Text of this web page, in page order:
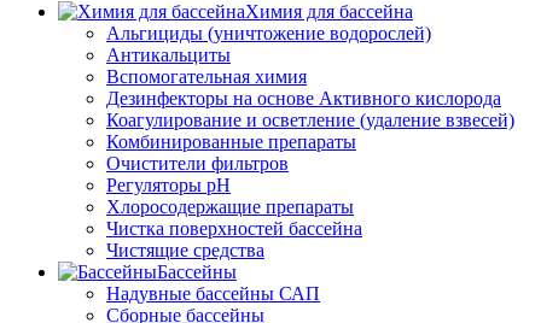
Химия для бассейна
Альгициды (уничтожение водорослей)
Антикальциты
Вспомогательная химия
Дезинфекторы на основе Активного кислорода
Коагулирование и осветление (удаление взвесей)
Комбинированные препараты
Очистители фильтров
Регуляторы pH
Хлоросодержащие препараты
Чистка поверхностей бассейна
Чистящие средства
Бассейны
Надувные бассейны САП
Сборные бассейны